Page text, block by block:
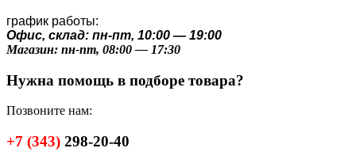
график работы:
Офис, склад: пн-пт, 10:00 — 19:00
Магазин: пн-пт, 08:00 — 17:30
Нужна помощь в подборе товара?
Позвоните нам:
+7 (343) 298-20-40